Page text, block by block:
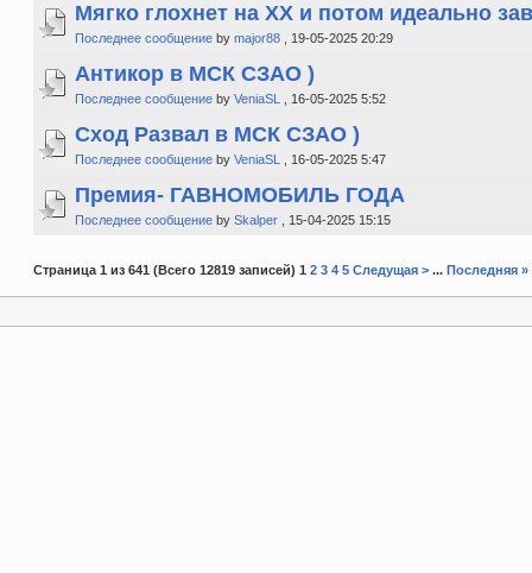
Мягко глохнет на ХХ и потом идеально
Последнее сообщениеby major88, 19-05-2025 20:29
Антикор в МСК СЗАО )
Последнее сообщениеby VeniaSL , 16-05-2025 5:52
Сход Развал в МСК СЗАО )
Последнее сообщениеby VeniaSL , 16-05-2025 5:47
Премия- ГАВНОМОБИЛЬ ГОДА
Последнее сообщениеby Skalper, 15-04-2025 15:15
Страница 1 из 641 (Всего 12819 записей) 1 2 3 4 5 Следущая >... Последняя »